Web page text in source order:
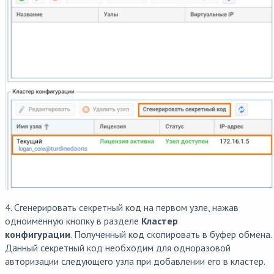
4. Сгенерировать секретный код на первом узле, нажав
одноимённую кнопку в разделе Кластер
конфигурации. Полученный код скопировать в буфер обмена.
Данный секретный код необходим для одноразовой
авторизации следующего узла при добавлении его в кластер.